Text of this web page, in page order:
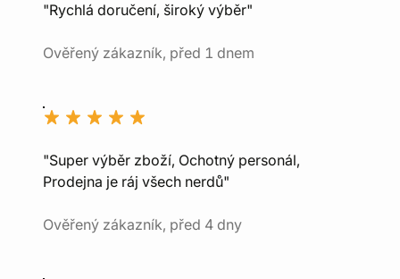
"Rychlá doručení, široký výběr"
Ověřený zákazník, před 1 dnem
"Super výběr zboží, Ochotný personál,
Prodejna je ráj všech nerdů"
Ověřený zákazník, před 4 dny